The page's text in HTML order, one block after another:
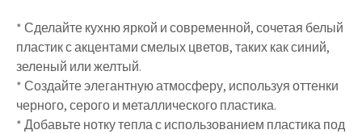
* Сделайте кухню яркой и современной, сочетая белый
пластик с акцентами смелых цветов, таких как синий,
зеленый или желтый.
* Создайте элегантную атмосферу, используя оттенки
черного, серого и металлического пластика.
* Добавьте нотку тепла с использованием пластика под